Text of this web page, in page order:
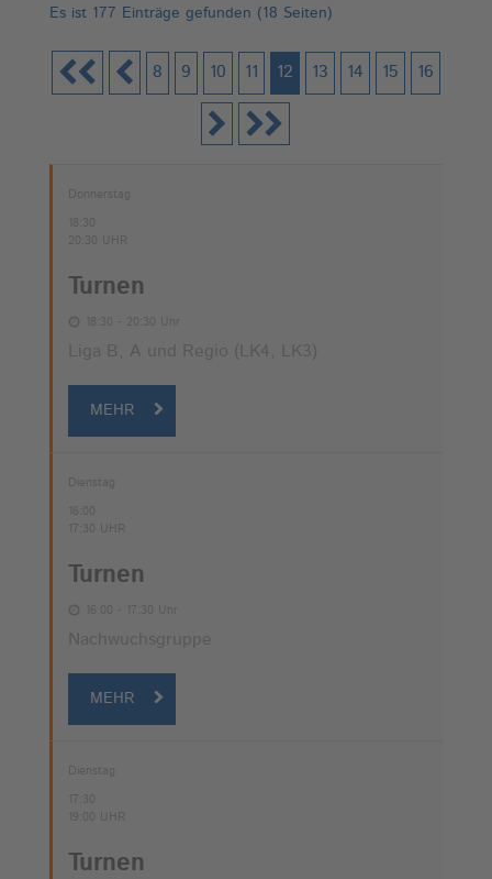
Es ist 177 Einträge gefunden (18 Seiten)
8 9 10 11 12 13 14 15 16
Donnerstag
18:30
20:30 UHR
Turnen
18:30 - 20:30 Uhr
Liga B, A und Regio (LK4, LK3)
MEHR
Dienstag
17:30 UHR
Turnen
16:00 - 17:30 Uhr
Nachwuchsgruppe
MEHR
Dienstag
19:00 UHR
Turnen